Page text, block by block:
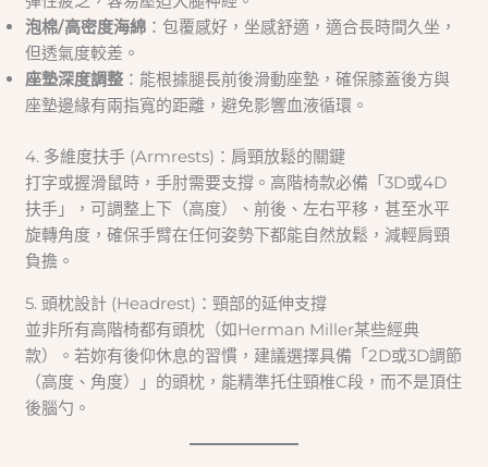
泡棉/高密度海綿 ：包覆感好，坐感舒適，適合長時間久坐，
但透氣度較差。
座墊深度調整 ：能根據腿長前後滑動座墊，確保膝蓋後方與
座墊邊緣有兩指寬的距離，避免影響血液循環。
4. 多維度扶手 (Armrests)：肩頸放鬆的關鍵
打字或握滑鼠時，手肘需要支撐。高階椅款必備「3D或4D
扶手」，可調整上下（高度）、前後、左右平移，甚至水平
旋轉角度，確保手臂在任何姿勢下都能自然放鬆，減輕肩頸
負擔。
5. 頭枕設計 (Headrest)：頸部的延伸支撐
並非所有高階椅都有頭枕（如Herman Miller某些經典
款）。若妳有後仰休息的習慣，建議選擇具備「2D或3D調節
（高度、角度）」的頭枕，能精準托住頸椎C段，而不是頂住
後腦勺。